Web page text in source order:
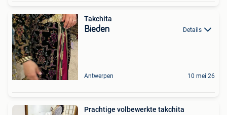
Takchita
Bieden Details
Antwerpen 10 mei 26
Prachtige volbewerkte takchita